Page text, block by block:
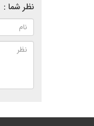
نظر شما :